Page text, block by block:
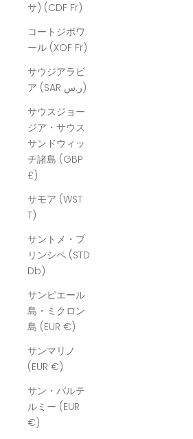
サ) (CDF Fr)
コートジボワ
ール (XOF Fr)
サウジアラビ
ア (SAR ر.س)
サウスジョー
ジア・サウス
サンドウィッ
チ諸島 (GBP
£)
サモア (WST
T)
サントメ・プ
リンシペ (STD
Db)
サンピエール
島・ミクロン
島 (EUR €)
サンマリノ
(EUR €)
サン・バルテ
ルミー (EUR
€)